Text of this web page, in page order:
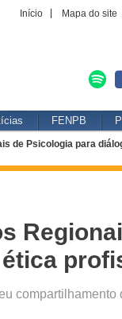
Início Mapa do site
FENPB
de Psicologia para